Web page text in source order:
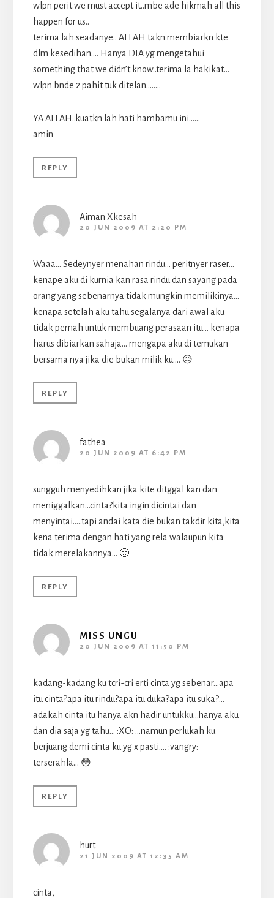
wlpn perit we must accept it..mbe ade hikmah all this
happen for us..
terima lah seadanye.. ALLAH takn membiarkn kte
dlm kesedihan…. Hanya DIA yg mengetahui
something that we didn’t know..terima la hakikat…
wlpn bnde 2 pahit tuk ditelan……..
YA ALLAH..kuatkn lah hati hambamu ini……
amin
REPLY
Aiman Xkesah
20 JUN 2009 AT 2:20 PM
Waaa… Sedeynyer menahan rindu… peritnyer raser…
kenape aku di kurnia kan rasa rindu dan sayang pada
orang yang sebenarnya tidak mungkin memilikinya…
kenapa setelah aku tahu segalanya dari awal aku
tidak pernah untuk membuang perasaan itu… kenapa
harus dibiarkan sahaja… mengapa aku di temukan
bersama nya jika die bukan milik ku…. 😥
REPLY
fathea
20 JUN 2009 AT 6:42 PM
sungguh menyedihkan jika kite ditggal kan dan
meniggalkan…cinta?kita ingin dicintai dan
menyintai…..tapi andai kata die bukan takdir kita,kita
kena terima dengan hati yang rela walaupun kita
tidak merelakannya… 🙁
REPLY
MISS UNGU
20 JUN 2009 AT 11:50 PM
kadang-kadang ku tcri-cri erti cinta yg sebenar…apa
itu cinta?apa itu rindu?apa itu duka?apa itu suka?…
adakah cinta itu hanya akn hadir untukku…hanya aku
dan dia saja yg tahu… :XO: …namun perlukah ku
berjuang demi cinta ku yg x pasti…. :vangry:
terserahla… 😳
REPLY
hurt
21 JUN 2009 AT 12:35 AM
cinta,